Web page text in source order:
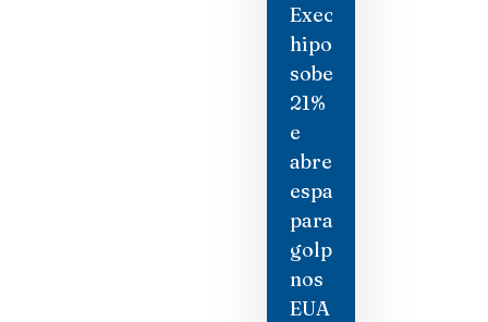
Execuções
hipotecárias
sobem
21%
e
abrem
espaço
para
golpistas
nos
EUA